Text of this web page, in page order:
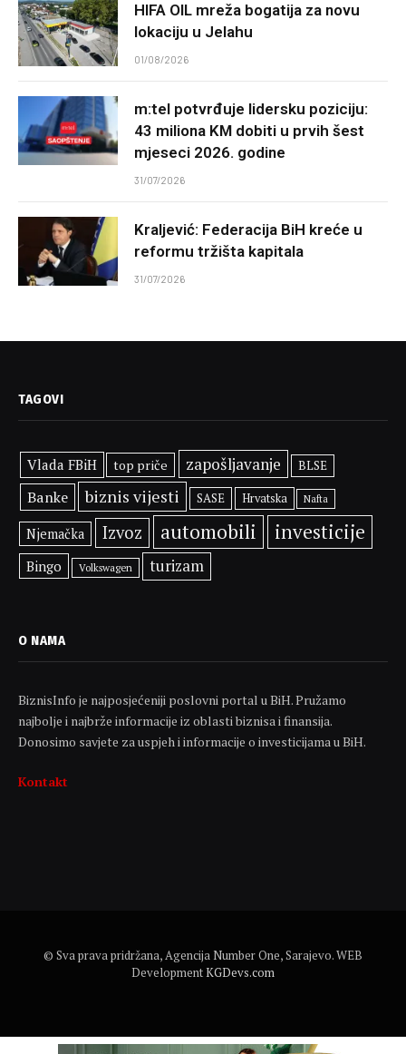
HIFA OIL mreža bogatija za novu
lokaciju u Jelahu
01/08/2026
m:tel potvrđuje lidersku poziciju:
43 miliona KM dobiti u prvih šest
mjeseci 2026. godine
31/07/2026
Kraljević: Federacija BiH kreće u
reformu tržišta kapitala
31/07/2026
TAGOVI
Vlada FBiH top priče zapošljavanje BLSE
Banke biznis vijesti SASE Hrvatska Nafta
Njemačka Izvoz automobili investicije
Bingo Volkswagen turizam
O NAMA
BiznisInfo je najposjećeniji poslovni portal u BiH. Pružamo
najbolje i najbrže informacije iz oblasti biznisa i finansija.
Donosimo savjete za uspjeh i informacije o investicijama u BiH.
Kontakt
© Sva prava pridržana, Agencija Number One, Sarajevo. WEB
DevelopmentKGDevs.com